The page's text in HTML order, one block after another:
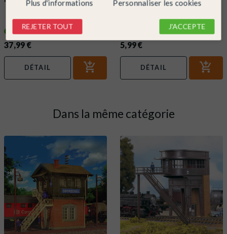
En stock !
37,99 €
DÉTAIL
précision-FALLER 170492
5,99 €
DÉTAIL
Dans la même catégorie
Plus d'informations Personnaliser les cookies
REJETER TOUT J'ACCEPTE